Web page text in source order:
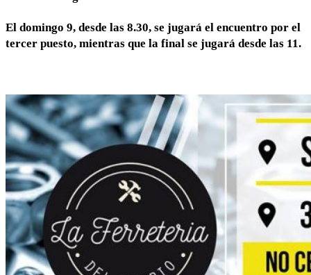
El domingo 9, desde las 8.30, se jugará el encuentro por el
tercer puesto, mientras que la final se jugará desde las 11.